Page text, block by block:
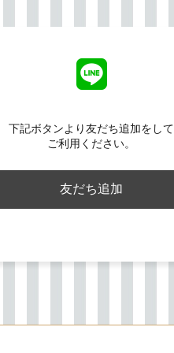
下記ボタンより友だち追加をして
ご利用ください。
友だち追加